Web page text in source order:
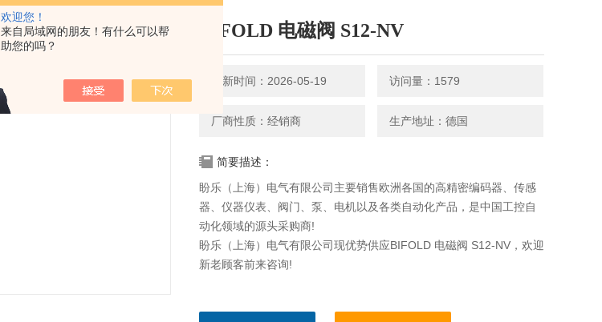
欢迎您！
来自局域网的朋友！有什么可以帮
助您的吗？
BIFOLD 电磁阀 S12-NV
更新时间：2026-05-19 访问量：1579
厂商性质：经销商 生产地址：德国
简要描述：
盼乐（上海）电气有限公司主要销售欧洲各国的高精密编码器、传感
器、仪器仪表、阀门、泵、电机以及各类自动化产品，是中国工控自
动化领域的源头采购商!
盼乐（上海）电气有限公司现优势供应BIFOLD 电磁阀 S12-NV，欢迎
新老顾客前来咨询!